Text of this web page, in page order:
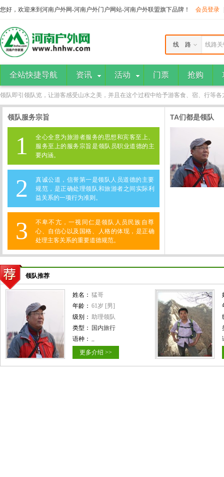
您好，欢迎来到河南户外网-河南户外门户网站-河南户外联盟旗下品牌！ 会员登录
线路
线 路
全站快捷导航 资讯 活动 门票 抢购
领队即引领队览，让游客感受山水之美，并且在这个过程中给予游客食、宿、行等
领队服务宗旨
1
全心全意为旅游者服务的思想和宾客至上、
服务至上的服务宗旨是领队员职业道德的主
要内涵。
2
真诚公道，信誉第一是领队人员道德的主要
规范，是正确处理领队和旅游者之间实际利
益关系的一项行为准则。
3
不卑不亢，一视同仁是领队人员民族自尊
心、自信心以及国格、人格的体现，是正确
处理主客关系的重要道德规范。
TA们都是领队
领队推荐
姓名： 猛哥
年龄： 61岁 [男]
级别： 助理领队
类型：
国内旅行
语种： ,,
更多介绍 >>